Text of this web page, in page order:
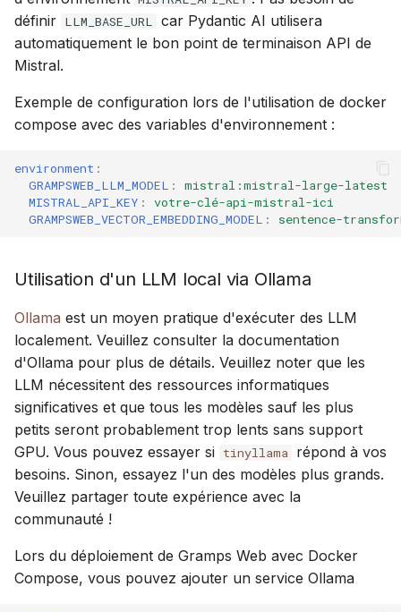
définir LLM_BASE_URL car Pydantic AI utilisera
automatiquement le bon point de terminaison API de
Mistral.
Exemple de configuration lors de l'utilisation de docker
compose avec des variables d'environnement :
environment :
GRAMPSWEB_LLM_MODEL :
mistral:mistral-large-latest
MISTRAL_API_KEY :
votre-clé-api-mistral-ici
GRAMPSWEB_VECTOR_EMBEDDING_MODEL : sentence-
Utilisation d'un LLM local via Ollama
Ollama est un moyen pratique d'exécuter des LLM
localement. Veuillez consulter la documentation
d'Ollama pour plus de détails. Veuillez noter que les
LLM nécessitent des ressources informatiques
significatives et que tous les modèles sauf les plus
petits seront probablement trop lents sans support
GPU. Vous pouvez essayer si tinyllama répond à vos
besoins. Sinon, essayez l'un des modèles plus grands.
Veuillez partager toute expérience avec la
communauté !
Lors du déploiement de Gramps Web avec Docker
Compose, vous pouvez ajouter un service Ollama